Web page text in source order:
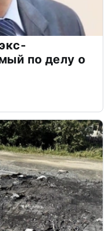
по делу о